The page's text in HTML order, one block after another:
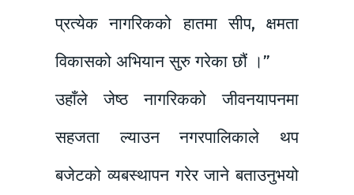
प्रत्येक नागरिकको हातमा सीप, क्षमता
विकासको अभियान सुरु गरेका छौं ।”
उहाँले जेष्ठ नागरिकको जीवनयापनमा
सहजता ल्याउन नगरपालिकाले थप
बजेटको व्यबस्थापन गरेर जाने बताउनुभयो